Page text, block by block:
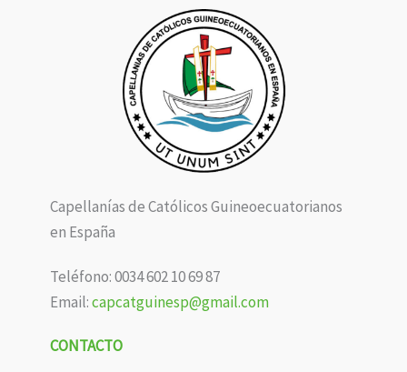
Capellanías de Católicos Guineoecuatorianos
en España
Teléfono: 0034 602 10 69 87
Email:capcatguinesp@gmail.com
CONTACTO